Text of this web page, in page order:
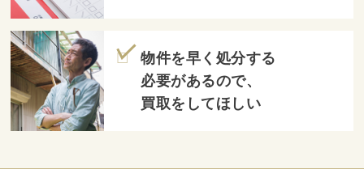
物件を早く処分する
必要があるので、
買取をしてほしい